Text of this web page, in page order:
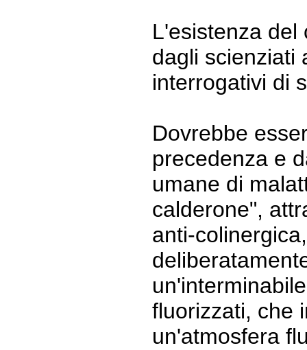
L'esistenza del
dagli scienziati
interrogativi di
Dovrebbe
precedenza e
umane di
calderone",
anti-
fluorizzati, che
un'atmosfera